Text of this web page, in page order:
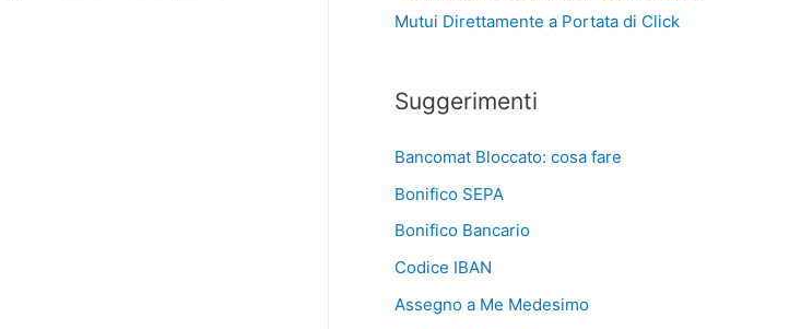
Mutui Direttamente a Portata di Click
Suggerimenti
Bancomat Bloccato: cosa fare
Bonifico SEPA
Bonifico Bancario
Codice IBAN
Assegno a Me Medesimo